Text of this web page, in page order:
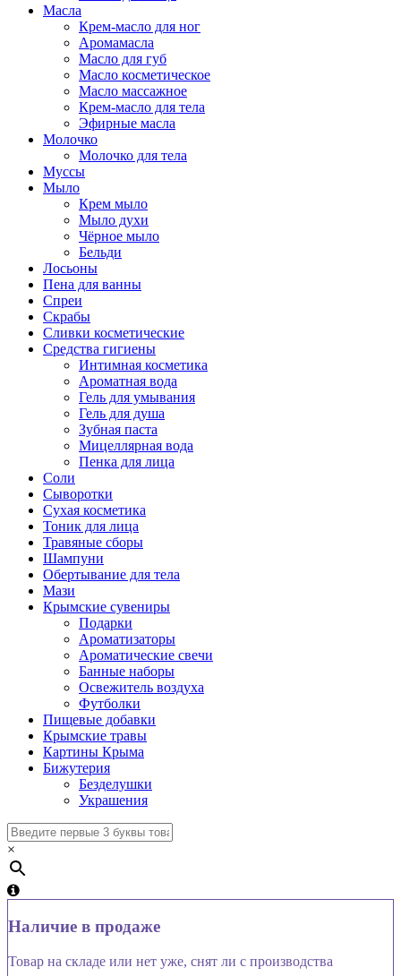
Масла
Крем-масло для ног
Аромамасла
Масло для губ
Масло косметическое
Масло массажное
Крем-масло для тела
Эфирные масла
Молочко
Молочко для тела
Муссы
Мыло
Крем мыло
Мыло духи
Чёрное мыло
Бельди
Лосьоны
Пена для ванны
Спреи
Скрабы
Сливки косметические
Средства гигиены
Интимная косметика
Ароматная вода
Гель для умывания
Гель для душа
Зубная паста
Мицеллярная вода
Пенка для лица
Соли
Сыворотки
Сухая косметика
Тоник для лица
Травяные сборы
Шампуни
Обертывание для тела
Мази
Крымские сувениры
Подарки
Ароматизаторы
Ароматические свечи
Банные наборы
Освежитель воздуха
Футболки
Пищевые добавки
Крымские травы
Картины Крыма
Бижутерия
Безделушки
Украшения
×
Наличие в продаже
Товар на складе или нет уже, снят ли с производства